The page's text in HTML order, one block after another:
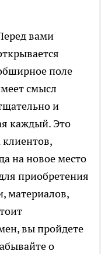
вами
поле
смысл
и
каждый. Это
на новое место
приобретения
материалов,
вы пройдете
о